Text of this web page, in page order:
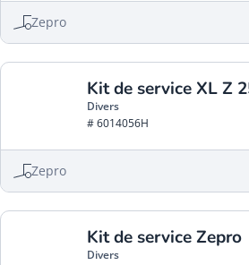
Zepro
Kit de service XL Z
Divers
# 6014056H
Zepro
Kit de service Zepro
Divers